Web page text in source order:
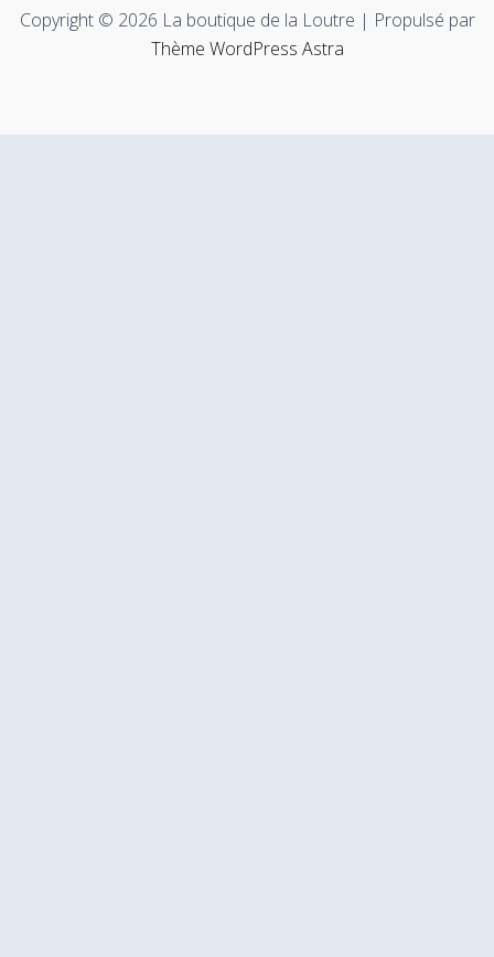
Copyright © 2026 La boutique de la Loutre | Propulsé par
Thème WordPress Astra